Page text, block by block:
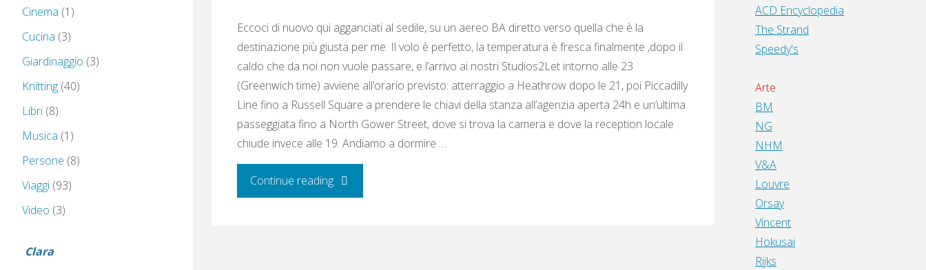
Eccoci di nuovo qui agganciati al sedile, su un aereo BA diretto verso quella che è la
destinazione più giusta per me. Il volo è perfetto, la temperatura è fresca finalmente ,dopo il
caldo che da noi non vuole passare, e l’arrivo ai nostri Studios2Let intorno alle 23
(Greenwich time) avviene all’orario previsto: atterraggio a Heathrow dopo le 21, poi Piccadilly
Line fino a Russell Square a prendere le chiavi della stanza all’agenzia aperta 24h e un’ultima
passeggiata fino a North Gower Street, dove si trova la camera e dove la reception locale
chiude invece alle 19. Andiamo a dormire …
Continue reading"Mercoledì
Cinema (1)
Cucina (3)
Giardinaggio (3)
Knitting (40)
Libri (8)
Musica (1)
Persone (8)
Viaggi (93)
Video (3)
Clara
ACD Encyclopedia
The Strand
Speedy's
Arte
BM
NG
NHM
V&A
Louvre
Orsay
Vincent
Hokusai
Rijks